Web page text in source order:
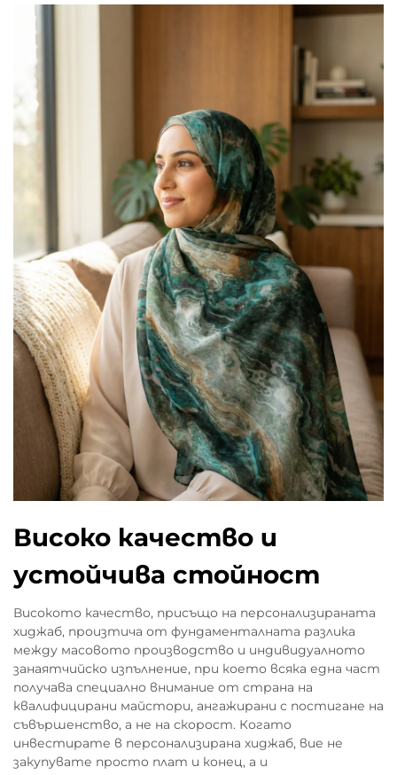
Високо качество и
устойчива стойност
Високото качество, присъщо на персонализираната
хиджаб, произтича от фундаменталната разлика
между масовото производство и индивидуалното
занаятчийско изпълнение, при което всяка една част
получава специално внимание от страна на
квалифицирани майстори, ангажирани с постигане на
съвършенство, а не на скорост. Когато
инвестирате в персонализирана хиджаб, вие не
закупувате просто плат и конец, а и